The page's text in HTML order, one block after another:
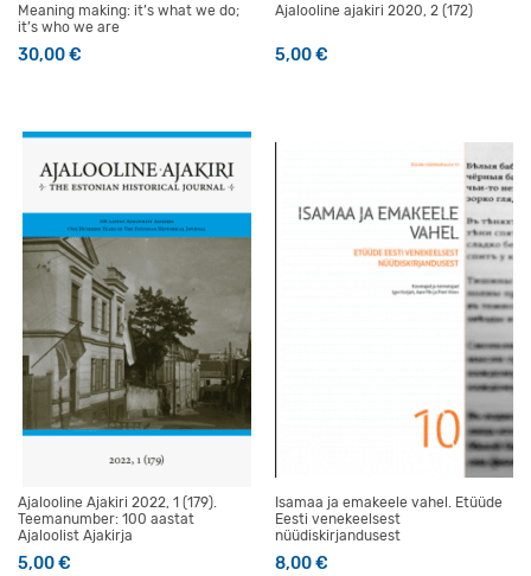
Meaning making: it’s what we do;
it’s who we are
30,00€
Ajalooline ajakiri 2020, 2 (172)
5,00€
Ajalooline Ajakiri 2022, 1 (179).
Teemanumber: 100 aastat
Ajaloolist Ajakirja
5,00€
Isamaa ja emakeele vahel. Etüüde
Eesti venekeelsest
nüüdiskirjandusest
8,00€